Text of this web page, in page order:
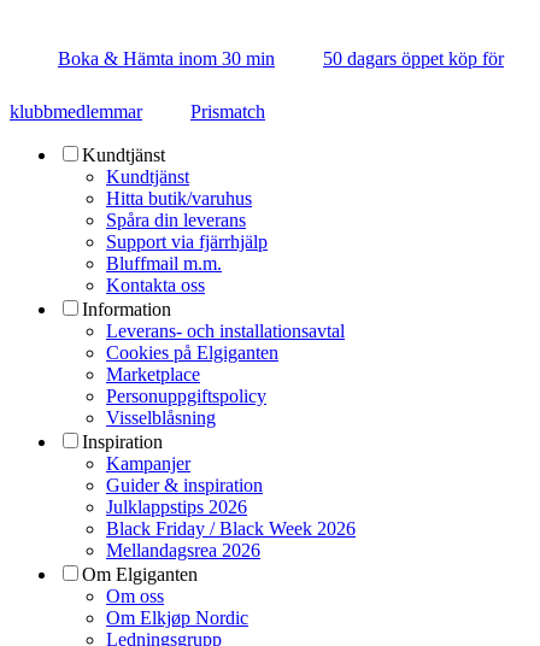
Boka & Hämta inom 30 min 50 dagars öppet köp för
klubbmedlemmar Prismatch
Kundtjänst
Kundtjänst
Hitta butik/varuhus
Spåra din leverans
Support via fjärrhjälp
Bluffmail m.m.
Kontakta oss
Information
Leverans- och installationsavtal
Cookies på Elgiganten
Marketplace
Personuppgiftspolicy
Visselblåsning
Inspiration
Kampanjer
Guider & inspiration
Julklappstips 2026
Black Friday / Black Week 2026
Mellandagsrea 2026
Om Elgiganten
Om oss
Om Elkjøp Nordic
Ledningsgrupp